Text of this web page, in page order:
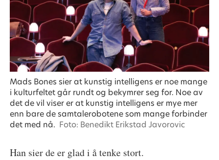
Mads Bones sier at kunstig intelligens er noe mange
i kulturfeltet går rundt og bekymrer seg for. Noe av
det de vil viser er at kunstig intelligens er mye mer
enn bare de samtalerobotene som mange forbinder
det med nå. Foto: Benedikt Erikstad Javorovic
Han sier de er glad i å tenke stort.